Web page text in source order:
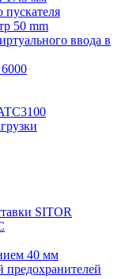
пускателя
50 mm
ввода в
SITOR
40 мм
предохранителей